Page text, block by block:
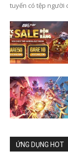
tuyến có tệp người
ỨNG DỤNG HOT